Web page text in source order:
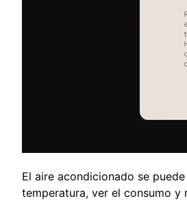
El aire acondicionado se
temperatura, ver el consumo y